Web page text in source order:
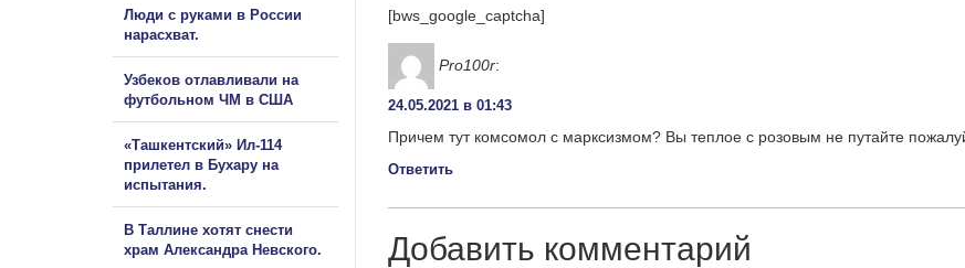
[bws_google_captcha]
Pro100r:
24.05.2021 в 01:43
Причем тут комсомол с марксизмом? Вы теплое с розовым не путайте
Ответить
Добавить комментарий
Люди с руками в России
нарасхват.
Узбеков отлавливали на
футбольном ЧМ в США
«Ташкентский» Ил-114
прилетел в Бухару на
испытания.
В Таллине хотят снести
храм Александра Невского.